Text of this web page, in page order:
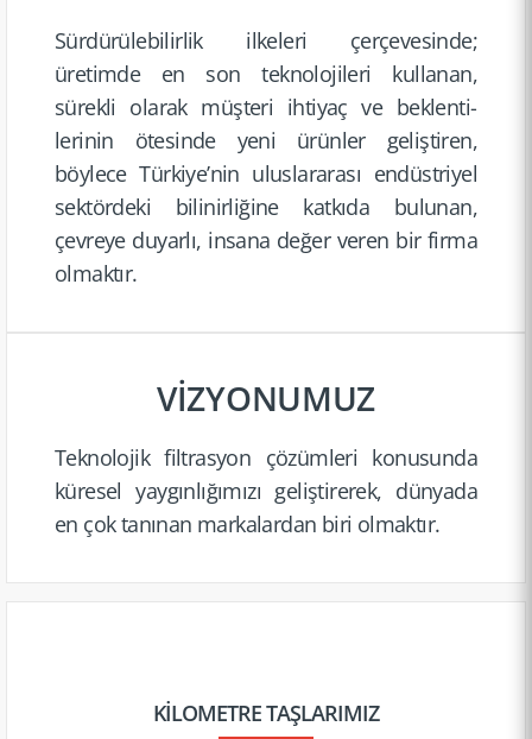
Sürdürül­ebilirlik ilkeleri çerçeves­inde;
üretimde en son teknoloj­ileri kullanan,
sürekli olarak müşteri ihtiyaç ve beklenti­
lerinin ötesinde yeni ürünler geliştiren,
böylece Türkiye’nin uluslara­rası endüstri­yel
sektördeki bilinirl­iğine katkıda bulunan,
çevreye duyarlı, insana değer veren bir firma
olmaktır.
VİZYONUMUZ
Teknolojik filtrasyon çözümleri konusunda
küresel yaygınlı­ğımızı geliştir­erek, dünyada
en çok tanınan markalar­dan biri olmaktır.
KILOMETRE TAŞLARIMIZ